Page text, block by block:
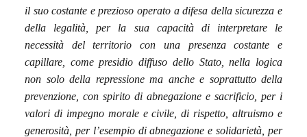
il suo costante e prezioso operato a difesa della sicurezza e
della legalità, per la sua capacità di interpretare le
necessità del territorio con una presenza costante e
capillare, come presidio diffuso dello Stato, nella logica
non solo della repressione ma anche e soprattutto della
prevenzione, con spirito di abnegazione e sacrificio, per i
valori di impegno morale e civile, di rispetto, altruismo e
generosità, per l’esempio di abnegazione e solidarietà, per